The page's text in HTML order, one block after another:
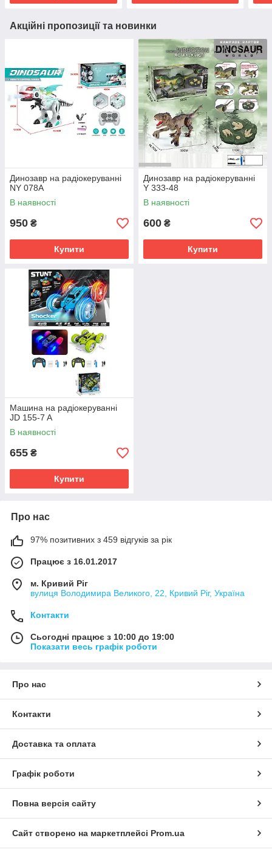
Акційні пропозиції та новинки
Динозавр на радіокеруванні
NY 078A
В наявності
950 ₴
Купити
Динозавр на радіокеруванні
Y 333-48
В наявності
600 ₴
Купити
Машина на радіокеруванні
JD 155-7 A
В наявності
655 ₴
Купити
Про нас
97% позитивних з 459 відгуків за рік
Працює з 16.01.2017
м. Кривий Ріг
вулиця Володимира Великого, 22, Кривий Ріг, Україна
Контакти
Сьогодні працює з 10:00 до 19:00
Показати весь графік роботи
Про нас
Контакти
Доставка та оплата
Графік роботи
Повна версія сайту
Сайт створено на маркетплейсі Prom.ua